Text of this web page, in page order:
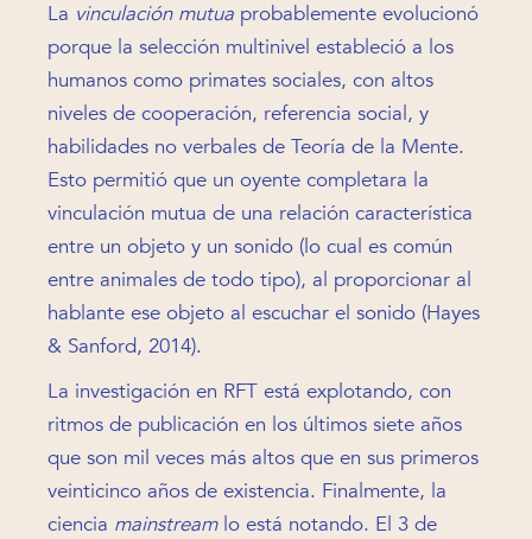
La vinculación mutua probablemente evolucionó
porque la selección multinivel estableció a los
humanos como primates sociales, con altos
niveles de cooperación, referencia social, y
habilidades no verbales de Teoría de la Mente.
Esto permitió que un oyente completara la
vinculación mutua de una relación característica
entre un objeto y un sonido (lo cual es común
entre animales de todo tipo), al proporcionar al
hablante ese objeto al escuchar el sonido (Hayes
& Sanford, 2014).
La investigación en RFT está explotando, con
ritmos de publicación en los últimos siete años
que son mil veces más altos que en sus primeros
veinticinco años de existencia. Finalmente, la
ciencia mainstreamlo está notando. El 3 de